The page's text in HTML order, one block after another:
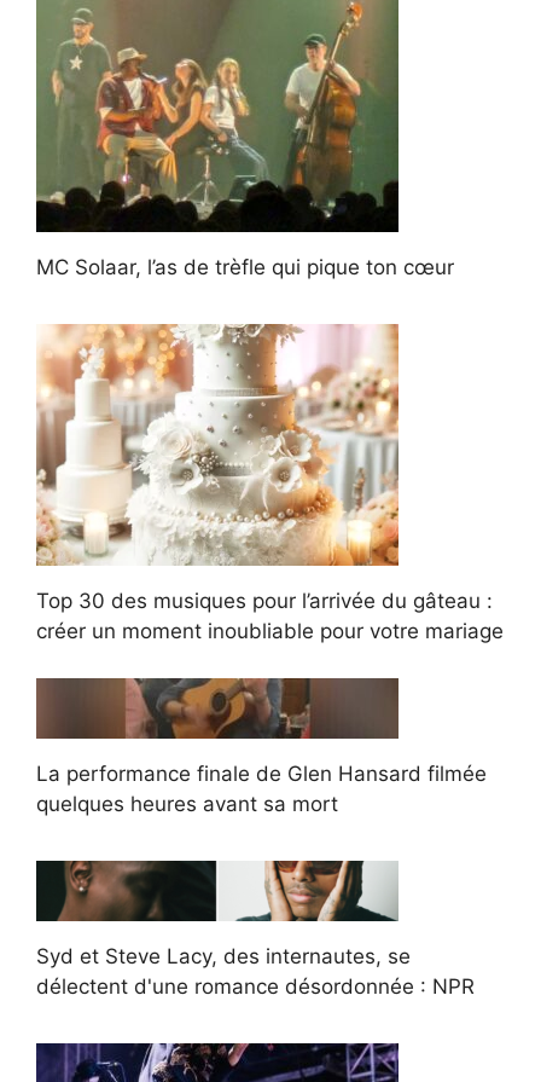
MC Solaar, l’as de trèfle qui pique ton cœur
Top 30 des musiques pour l’arrivée du gâteau :
créer un moment inoubliable pour votre mariage
La performance finale de Glen Hansard filmée
quelques heures avant sa mort
Syd et Steve Lacy, des internautes, se
délectent d'une romance désordonnée : NPR